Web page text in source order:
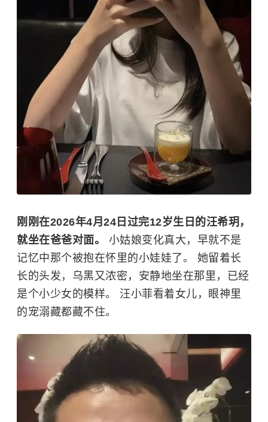
刚刚在2026年4月24日过完12岁生日的汪希玥 ，
就坐在爸爸对面。 小姑娘变化真大，早就不是
记忆中那个被抱在怀里的小娃娃了。 她留着长
长的头发，乌黑又浓密，安静地坐在那里，已经
是个小少女的模样。 汪小菲看着女儿，眼神里
的宠溺藏都藏不住。